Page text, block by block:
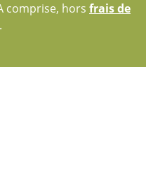
comprise, hors frais de
.